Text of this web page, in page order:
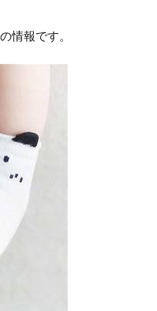
情報です。